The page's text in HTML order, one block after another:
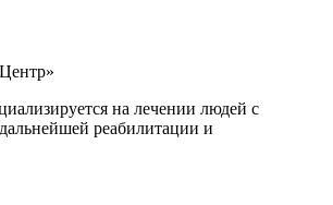
на лечении людей с
реабилитации и